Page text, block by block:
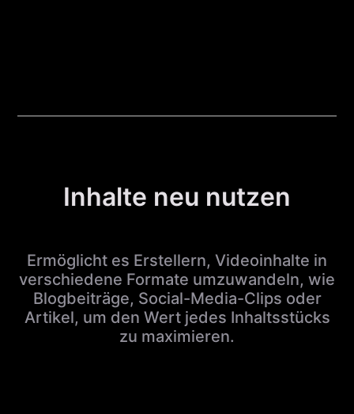
Inhalte neu nutzen
Ermöglicht es Erstellern, Videoinhalte in
verschiedene Formate umzuwandeln, wie
Blogbeiträge, Social-Media-Clips oder
Artikel, um den Wert jedes Inhaltsstücks
zu maximieren.